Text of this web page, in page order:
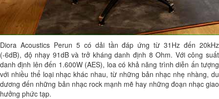
Diora Acoustics Perun 5 có dải tần đáp ứng từ 31Hz đến 20kHz
(-6dB), độ nhạy 91dB và trở kháng danh định 8 Ohm. Với công suất
danh định lên đến 1.600W (AES), loa có khả năng trình diễn ấn tượng
với nhiều thể loại nhạc khác nhau, từ những bản nhạc nhẹ nhàng, du
dương đến những bản nhạc rock mạnh mẽ hay những đoạn nhạc giao
hưởng phức tạp.